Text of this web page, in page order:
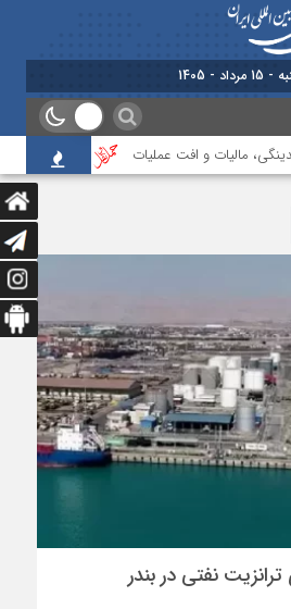
- 1405
مالیات و افت عملیات بررسی
درصدی ترانزیت نفتی در بندر